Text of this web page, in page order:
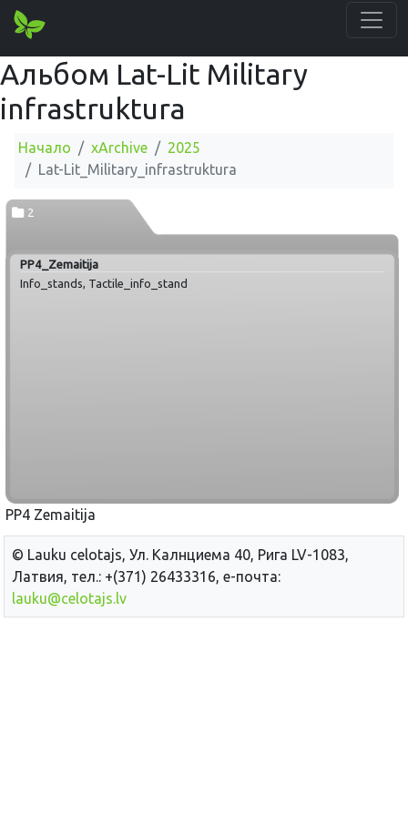
Альбом Lat-Lit Military
infrastruktura
Начало xArchive
2025
Lat-Lit_Military_infrastruktura
2
PP4_Zemaitija
Info_stands, Tactile_info_stand
PP4 Zemaitija
© Lauku сelotajs, Ул. Калнциема 40, Рига LV-1083,
Латвия, тел.: +(371) 26433316, е-почта:
lauku@celotajs.lv